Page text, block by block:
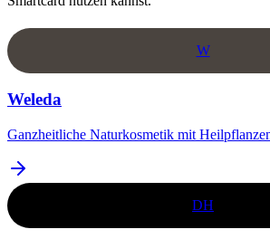
W
Weleda
Ganzheitliche Naturkosmetik mit
DH